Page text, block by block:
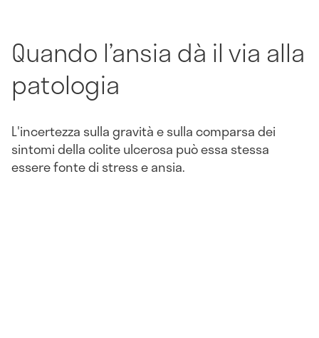
Quando l’ansia dà il via alla
patologia
L'incertezza sulla gravità e sulla comparsa dei
sintomi della colite ulcerosa può essa stessa
essere fonte di stress e ansia.